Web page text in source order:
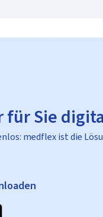
Sie
medflex ist die